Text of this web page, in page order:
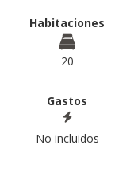
Habitaciones
20
Gastos
No incluidos